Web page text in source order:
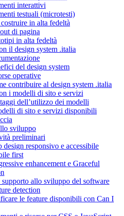
interattivi
testuali (microtesti)
in alta fedeltà
di pagina
in alta fedeltà
il design system .italia
del design system
operative
contribuire al design system .italia
i modelli di sito e servizi
dell’utilizzo dei modelli
di sito e servizi disponibili
sviluppo
preliminari
design responsivo e accessibile
first
enhancement e Graceful
allo sviluppo del software
detection
le feature disponibili con Can I